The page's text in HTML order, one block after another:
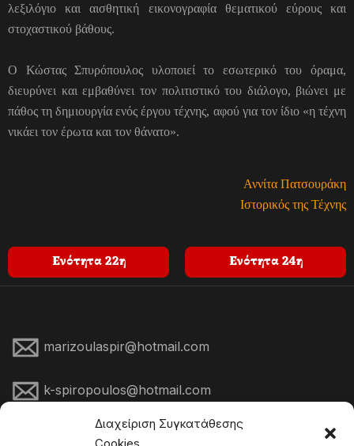
Διαχείριση Συγκατάθεσης
λεξιλόγιο και αισθητική εικονογραφία θεματικού εύρους και
στοχαστικού βάθους.
Ο Κώστας Σπυρόπουλος υλοποιεί το εσωτερικό του όραμα,
διευρύνει και εμβαθύνει τον πολιτιστικό του διάλογο, βιώνει με
πάθος τη δημιουργία ενός έργου τέχνης, αφού για τον ίδιο «η τέχνη
νικάει τον έρωτα και τον θάνατο».
Αννίτα Πατσουράκη
Ιστορικός της Τέχνης
Ενότητα 22η Ενότητα 24η
marizoulaspir@hotmail.com
k-spiropoulos@hotmail.com
kostasspiropoulospainter